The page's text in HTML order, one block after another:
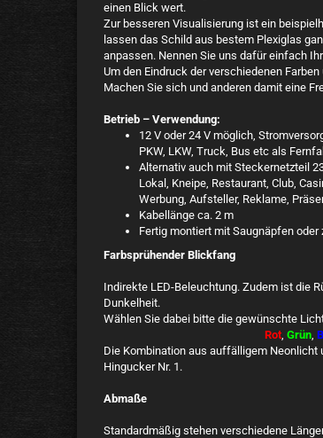
einen Blick wert.
Zur besseren Visualisierung ist ein
lassen das Schild aus bestem Plexiglas
anpassen. Nennen Sie uns dafür einfach
Um den Eindruck der verschiedenen
Machen Sie sich und anderen damit eine
Betrieb – Verwendung:
12 V oder 24 V möglich,
PKW, LKW, Truck, Bus etc als
Alternativ auch mit Steckernetzteil
Lokal, Kneipe, Restaurant, Club,
Werbung, Aufsteller, Reklame,
Kabellänge ca. 2 m
Fertig montiert mit Saugnäpfen
Farbsprühender Blickfang
Indirekte LED-Beleuchtung. Zudem ist die
Dunkelheit.
Wählen Sie dabei bitte die gewünschte
Rot, Grün,
Die Kombination aus auffälligem
Hingucker Nr. 1.
Abmaße
Standardmäßig stehen verschiedene